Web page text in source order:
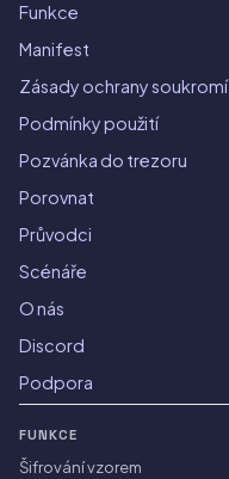
Funkce
Manifest
Zásady ochrany soukromí
Podmínky použití
Pozvánka do trezoru
Porovnat
Průvodci
Scénáře
O nás
Discord
Podpora
FUNKCE
Šifrování vzorem